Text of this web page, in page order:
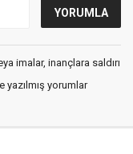
imalar, inançlara saldırı
yazılmış yorumlar